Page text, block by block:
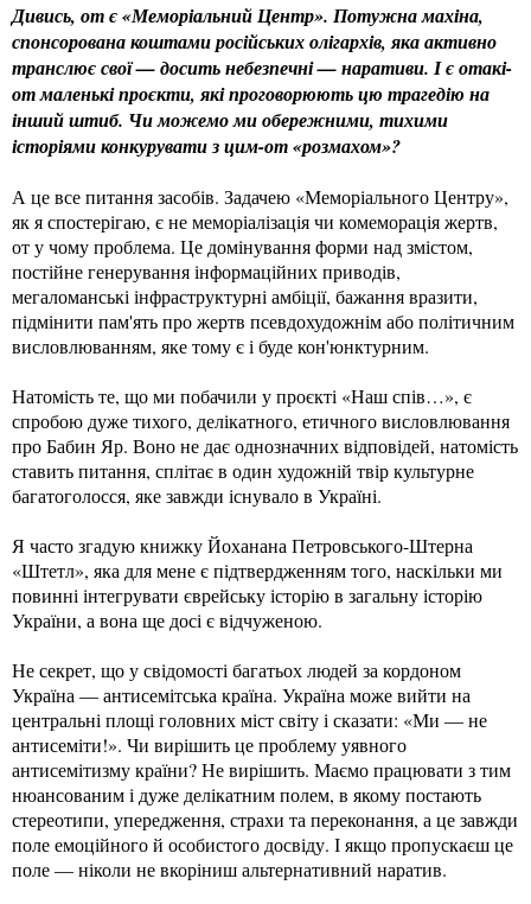
Дивись, от є «Меморіальний Центр». Потужна махіна,
спонсорована коштами російських олігархів, яка активно
транслює свої — досить небезпечні — наративи. І є отакі-
от маленькі проєкти, які проговорюють цю трагедію на
інший штиб. Чи можемо ми обережними, тихими
історіями конкурувати з цим-от «розмахом»?
А це все питання засобів. Задачею «Меморіального Центру»,
як я спостерігаю, є не меморіалізація чи комеморація жертв,
от у чому проблема. Це домінування форми над змістом,
постійне генерування інформаційних приводів,
мегаломанські інфраструктурні амбіції, бажання вразити,
підмінити пам'ять про жертв псевдохудожнім або політичним
висловлюванням, яке тому є і буде кон'юнктурним.
Натомість те, що ми побачили у проєкті «Наш спів…», є
спробою дуже тихого, делікатного, етичного висловлювання
про Бабин Яр. Воно не дає однозначних відповідей, натомість
ставить питання, сплітає в один художній твір культурне
багатоголосся, яке завжди існувало в Україні.
Я часто згадую книжку Йоханана Петровського-Штерна
«Штетл», яка для мене є підтвердженням того, наскільки ми
повинні інтегрувати єврейську історію в загальну історію
України, а вона ще досі є відчуженою.
Не секрет, що у свідомості багатьох людей за кордоном
Україна — антисемітська країна. Україна може вийти на
центральні площі головних міст світу і сказати: «Ми — не
антисеміти!». Чи вирішить це проблему уявного
антисемітизму країни? Не вирішить. Маємо працювати з тим
нюансованим і дуже делікатним полем, в якому постають
стереотипи, упередження, страхи та переконання, а це завжди
поле емоційного й особистого досвіду. І якщо пропускаєш це
поле — ніколи не вкоріниш альтернативний наратив.